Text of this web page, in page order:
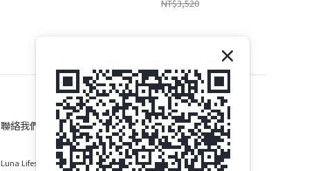
NT$3,520
聯絡我們
Luna Lifestyle Group Co., Ltd.